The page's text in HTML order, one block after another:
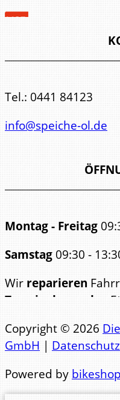
Tel.: 0441 84123
info@speiche-ol.de
Montag - Freitag
Samstag 09:30 -
Wir reparieren
Terminabsprache
.
Telefon Werkstatt:
Copyright © 2026
GmbH | Datenschutz
Powered by